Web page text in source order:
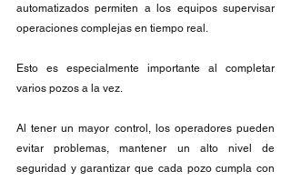
automatizados permiten a los equipos supervisar
operaciones complejas en tiempo real.
Esto es especialmente importante al completar
varios pozos a la vez.
Al tener un mayor control, los operadores pueden
evitar problemas, mantener un alto nivel de
seguridad y garantizar que cada pozo cumpla con